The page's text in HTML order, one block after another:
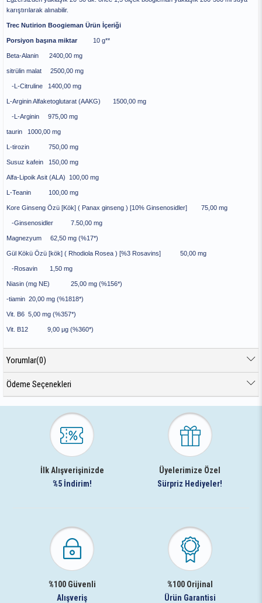
karıştırılarak alınabilir.
Trec Nutirion Boogieman Ürün İçeriği
Porsiyon başına miktar10 g**
Beta-Alanin 2400,00 mg
sitrülin malat 2500,00 mg
-L-Citruline 1400,00 mg
L-Arginin Alfaketoglutarat (AAKG) 1500,00 mg
-L-Arginin 975,00 mg
taurin 1000,00 mg
L-tirozin 750,00 mg
Susuz kafein 150,00 mg
Alfa-Lipoik Asit (ALA) 100,00 mg
L-Teanin 100,00 mg
Kore Ginseng Özü [Kök] ( Panax ginseng ) [10% Ginsenosidler] 75,00 mg
-Ginsenosidler 7.50,00 mg
Magnezyum 62,50 mg (%17*)
Gül Kökü Özü [kök] ( Rhodiola Rosea ) [%3 Rosavins] 50,00 mg
-Rosavin 1,50 mg
Niasin (mg NE) 25,00 mg (%156*)
-tiamin 20,00 mg (%1818*)
Vit. B6 5,00 mg (%357*)
Vit. B12 9,00 μg (%360*)
Yorumlar(0)
Ödeme Seçenekleri
İlk Alışverişinizde
%5 İndirim!
Üyelerimize Özel
Sürpriz Hediyeler!
%100 Güvenli
Alışveriş
%100 Orijinal
Ürün Garantisi